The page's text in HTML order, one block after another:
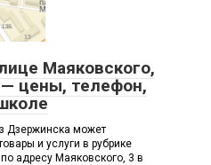
Маяковского,
цены, телефон,
Дзержинска может
и услуги в рубрике
адресу Маяковского, 3 в